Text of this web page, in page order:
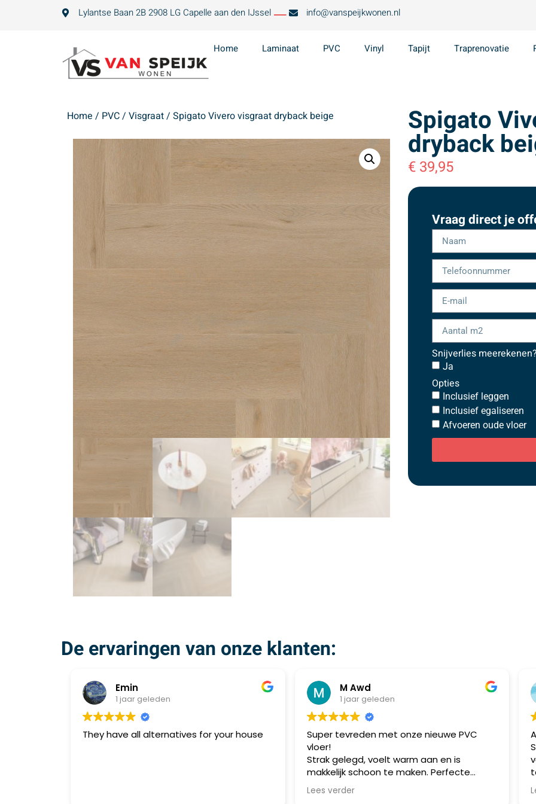
Lylantse Baan 2B 2908 LG Capelle aan den IJssel info@vanspeijkwonen.nl
Home Laminaat PVC Vinyl Tapijt Traprenovatie
Home / PVC/ Visgraat/ Spigato Vivero visgraat dryback beige Spigato
dryback
€ 39,95
Vraag direct je
Snijverlies meerekenen?
Ja
Opties
Inclusief leggen
Inclusief egaliseren
Afvoeren oude vloer
De ervaringen van onze klanten:
Emin
1 jaar geleden
They have all alternatives for your house
M Awd
1 jaar geleden
Super tevreden met onze nieuwe PVC
vloer!
Strak gelegd, voelt warm aan en is
makkelijk schoon te maken. Perfecte
combinatie van stijl en praktisch gebruik.
Aanrader!
Lees verder